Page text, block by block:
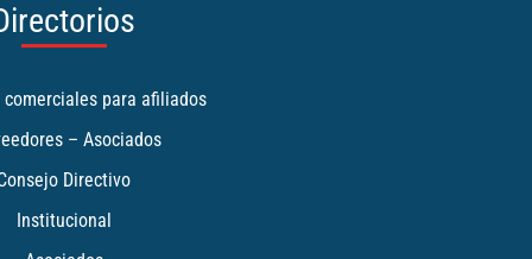
comerciales para afiliados
– Asociados
Directivo
Institucional